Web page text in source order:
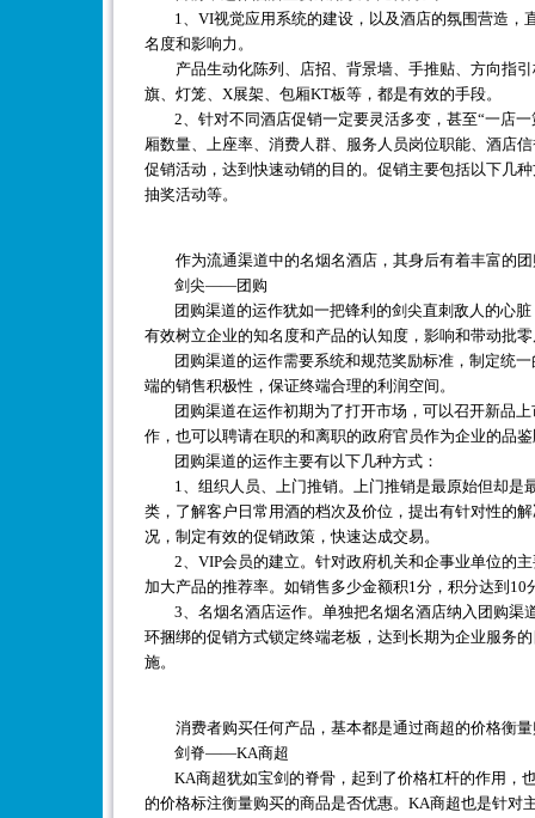
1、VI视觉应用系统的建设，以及酒店的氛围营造，
名度和影响力。
产品生动化陈列、店招、背景墙、手推贴、方向指引
旗、灯笼、X展架、包厢KT板等，都是有效的手段。
2、针对不同酒店促销一定要灵活多变，甚至“一店一
厢数量、上座率、消费人群、服务人员岗位职能、酒店
促销活动，达到快速动销的目的。促销主要包括以下几
抽奖活动等。
作为流通渠道中的名烟名酒店，其身后有着丰富的团
剑尖——团购
团购渠道的运作犹如一把锋利的剑尖直刺敌人的心脏
有效树立企业的知名度和产品的认知度，影响和带动批
团购渠道的运作需要系统和规范奖励标准，制定统一
端的销售积极性，保证终端合理的利润空间。
团购渠道在运作初期为了打开市场，可以召开新品上
作，也可以聘请在职的和离职的政府官员作为企业的品
团购渠道的运作主要有以下几种方式：
1、组织人员、上门推销。上门推销是最原始但却是
类，了解客户日常用酒的档次及价位，提出有针对性的
况，制定有效的促销政策，快速达成交易。
2、VIP会员的建立。针对政府机关和企事业单位的主
加大产品的推荐率。如销售多少金额积1分，积分达到10
3、名烟名酒店运作。单独把名烟名酒店纳入团购渠
环捆绑的促销方式锁定终端老板，达到长期为企业服务
施。
消费者购买任何产品，基本都是通过商超的价格衡量
剑脊——KA商超
KA商超犹如宝剑的脊骨，起到了价格杠杆的作用，
的价格标注衡量购买的商品是否优惠。KA商超也是针对